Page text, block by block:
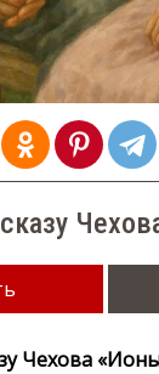
Чехова